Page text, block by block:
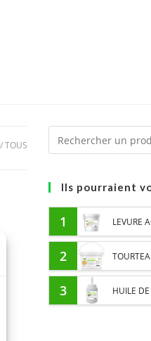
TOUS
Ils pourraient
1 LEVURE
FLORE
2
OGM -
3 HUILE